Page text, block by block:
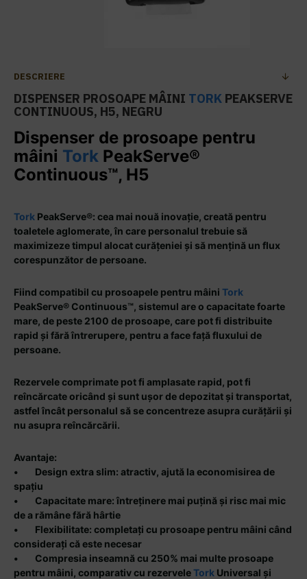
DESCRIERE
DISPENSER PROSOAPE MÂINI TORK PEAKSERVE
CONTINUOUS, H5, NEGRU
Dispenser de prosoape pentru
mâini Tork PeakServe®
Continuous™, H5
Tork PeakServe®: cea mai nouă inovație, creată pentru
toaletele aglomerate, în care personalul trebuie să
maximizeze timpul alocat curățeniei și să mențină un flux
corespunzător de persoane.
Fiind compatibil cu prosoapele pentru mâini Tork
PeakServe® Continuous™, sistemul are o capacitate foarte
mare, de peste 2100 de prosoape, care pot fi distribuite
rapid și fără întrerupere, pentru a face față fluxului de
persoane.
Rezervele comprimate pot fi amplasate rapid, pot fi
reîncărcate oricând și sunt ușor de depozitat și transportat,
astfel încât personalul să se concentreze asupra curățării și
nu asupra reîncărcării.
Avantaje:
• Design extra slim: atractiv, ajută la economisirea de
spațiu
• Capacitate mare: întreținere mai puțină și risc mai mic
de a rămâne fără hârtie
• Flexibilitate: completați cu prosoape pentru mâini când
considerați că este necesar
• Compresia inseamnă cu 250% mai multe prosoape
pentru mâini, comparativ cu rezerveleTork Universal și